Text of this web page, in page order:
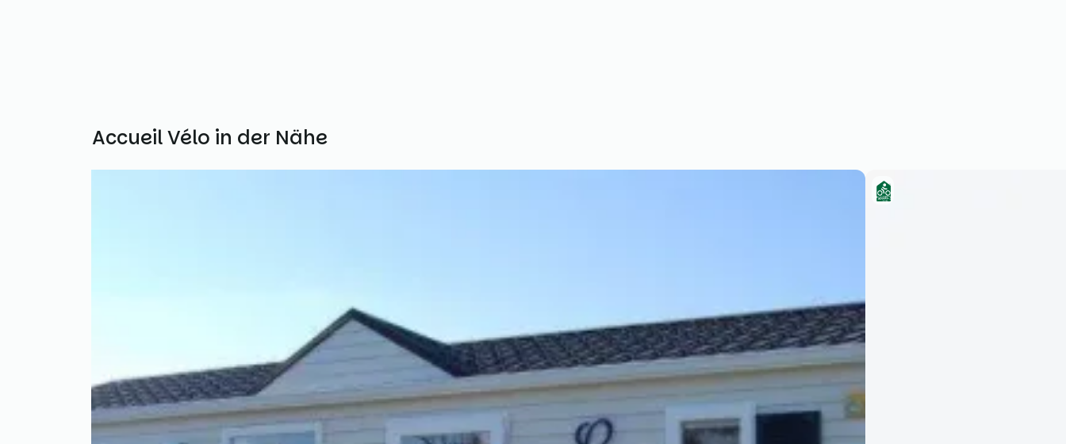
Weitere Accueil Vélo in der Nähe